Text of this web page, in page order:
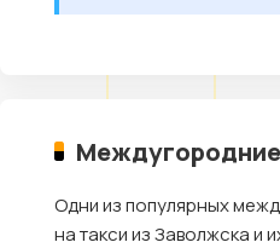
Одни из популярных
на такси из Заволжска и